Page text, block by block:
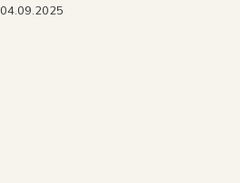
04.09.2025